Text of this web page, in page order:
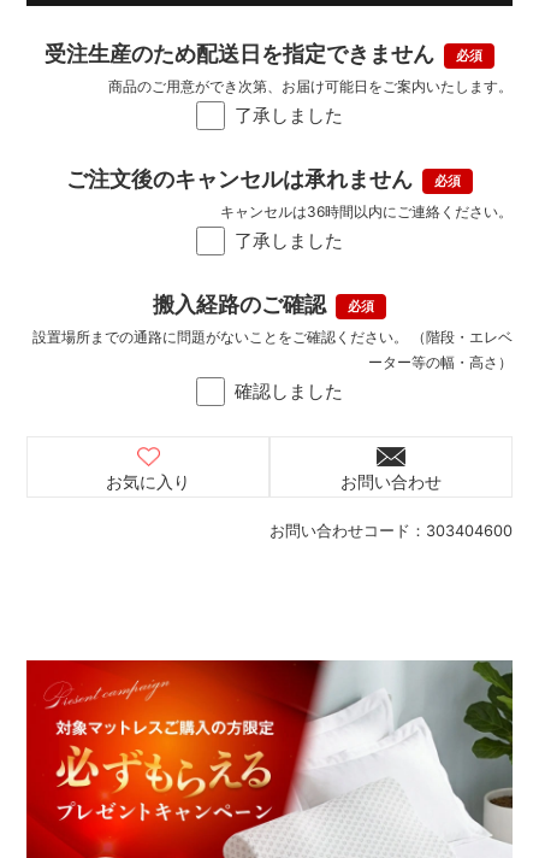
お問い合わせコード： 303404600
受注生産のため配送日を指定できません
了承しました
商品のご用意ができ次第、お届け可能日をご案内いたします。
ご注文後のキャンセルは承れません
了承しました
キャンセルは36時間以内にご連絡ください。
搬入経路のご確認
確認しました
設置場所までの通路に問題がないことをご確認ください。 （階段・エレベ
ーター等の幅・高さ）
お気に入り お問い合わせ